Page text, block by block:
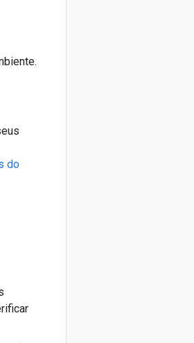
do